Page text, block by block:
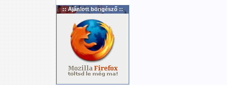
:: Ajánlott böngésző ::